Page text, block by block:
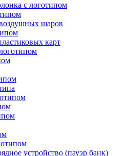
с логотипом
шаров
карт
устройство (пауэр банк)